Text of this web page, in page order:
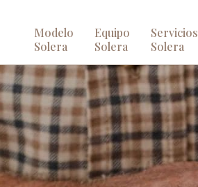
Modelo
Solera
Equipo
Solera
Servicios
Solera